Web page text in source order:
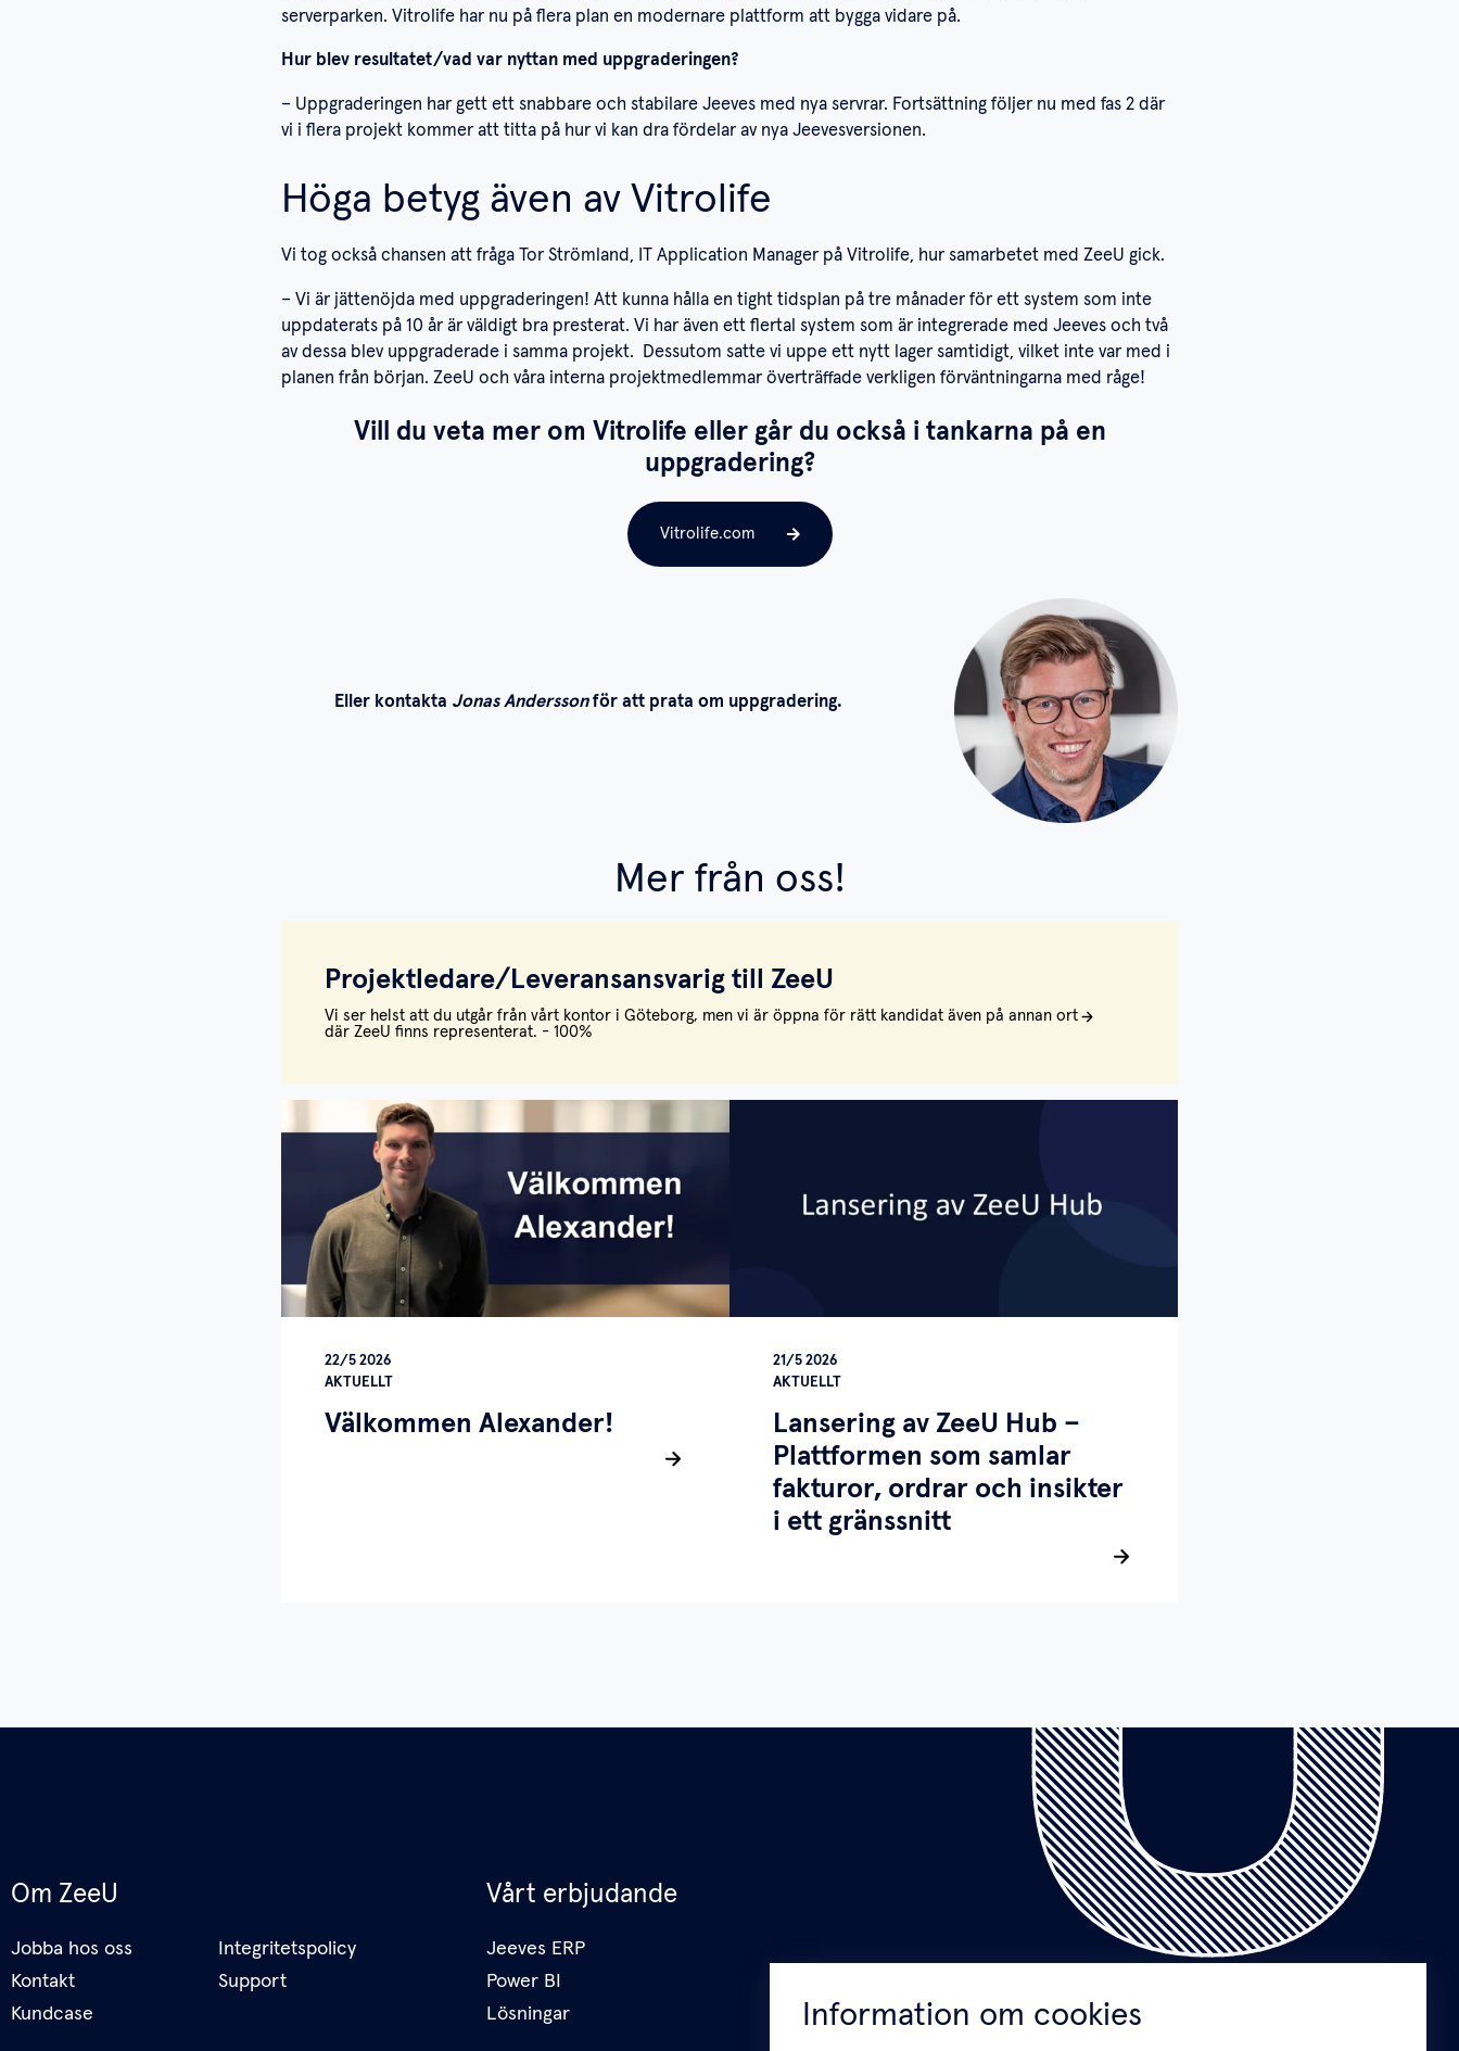
serverparken. Vitrolife har nu på flera plan en modernare plattform att bygga vidare på.
Hur blev resultatet/vad var nyttan med uppgraderingen?
– Uppgraderingen har gett ett snabbare och stabilare Jeeves med nya servrar. Fortsättning följer nu med fas 2 där
vi i flera projekt kommer att titta på hur vi kan dra fördelar av nya Jeevesversionen.
Höga betyg även av Vitrolife
Vi tog också chansen att fråga Tor Strömland, IT Application Manager på Vitrolife, hur samarbetet med ZeeU gick.
– Vi är jättenöjda med uppgraderingen! Att kunna hålla en tight tidsplan på tre månader för ett system som inte
uppdaterats på 10 år är väldigt bra presterat. Vi har även ett flertal system som är integrerade med Jeeves och två
av dessa blev uppgraderade i samma projekt. Dessutom satte vi uppe ett nytt lager samtidigt, vilket inte var med i
planen från början. ZeeU och våra interna projektmedlemmar överträffade verkligen förväntningarna med råge!
Vill du veta mer om Vitrolife eller går du också i tankarna på en
uppgradering?
Vitrolife.com
Eller kontakta Jonas Anderssonför att prata om uppgradering.
Mer från oss!
Projektledare/Leveransansvarig till ZeeU
Vi ser helst att du utgår från vårt kontor i Göteborg, men vi är öppna för rätt kandidat även på annan ort
där ZeeU finns representerat. - 100%
22/5 2026
AKTUELLT
Välkommen Alexander!
21/5 2026
AKTUELLT
Lansering av ZeeU Hub –
Plattformen som samlar
fakturor, ordrar och insikter
i ett gränssnitt
Om ZeeU
Jobba hos oss
Kontakt
Kundcase
Integritetspolicy
Support
Vårt erbjudande
Jeeves ERP
Power BI
Lösningar
Information om cookies